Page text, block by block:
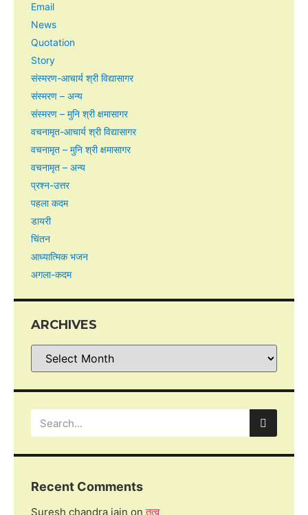
Email
News
Quotation
Story
संस्मरण-आचार्य श्री विद्यासागर
संस्मरण – अन्य
संस्मरण – मुनि श्री क्षमासागर
वचनामृत-आचार्य श्री विद्यासागर
वचनामृत – मुनि श्री क्षमासागर
वचनामृत – अन्य
प्रश्न-उत्तर
पहला कदम
डायरी
चिंतन
आध्यात्मिक भजन
अगला-कदम
ARCHIVES
Recent Comments
Suresh chandra jain onतत्व